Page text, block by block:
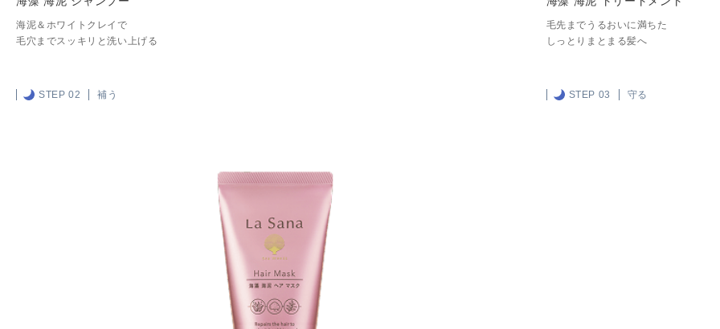
海泥＆ホワイトクレイで
毛穴までスッキリと洗い上げる
毛先までうるおいに満ちた
しっとりまとまる髪へ
STEP 02 補う STEP 03 守る